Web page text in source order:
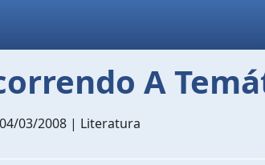
A
03/2008 | Literatura